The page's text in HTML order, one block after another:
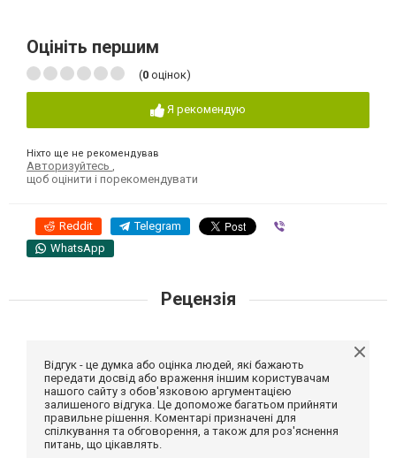
Оцініть першим
(0 оцінок)
Я рекомендую
Ніхто ще не рекомендував
Авторизуйтесь
щоб оцінити і порекомендувати
Reddit Telegram
WhatsApp
Рецензія
Відгук - це думка або оцінка людей, які бажають
передати досвід або враження іншим користувачам
нашого сайту з обов'язковою аргументацією
залишеного відгука. Це допоможе багатьом прийняти
правильне рішення. Коментарі призначені для
спілкування та обговорення, а також для роз'яснення
питань, що цікавлять.